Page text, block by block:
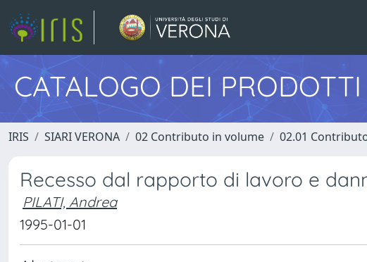
CATALOGO DEI
IRIS SIARI VERONA 02 Contributo in volume 02.01
Recesso dal rapporto di lavoro e
PILATI, Andrea
1995-01-01